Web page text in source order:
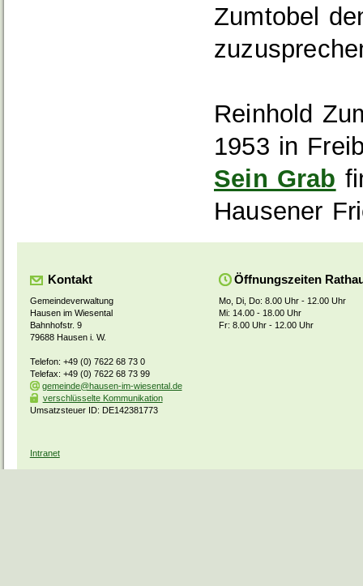
Zumtobel
Reinhold
1953 in
Sein Grab
Hausener
Kontakt
Gemeindeverwaltung
Hausen im Wiesental
Bahnhofstr. 9
79688 Hausen i. W.
Telefon: +49 (0) 7622 68 73 0
Telefax: +49 (0) 7622 68 73 99
gemeinde@hausen-im-wiesental.de
verschlüsselte Kommunikation
Umsatzsteuer ID: DE142381773
Öffnungszeiten
Mo, Di, Do: 8.00 Uhr - 12.00 Uhr
Mi: 14.00 - 18.00 Uhr
Fr: 8.00 Uhr - 12.00 Uhr
Intranet